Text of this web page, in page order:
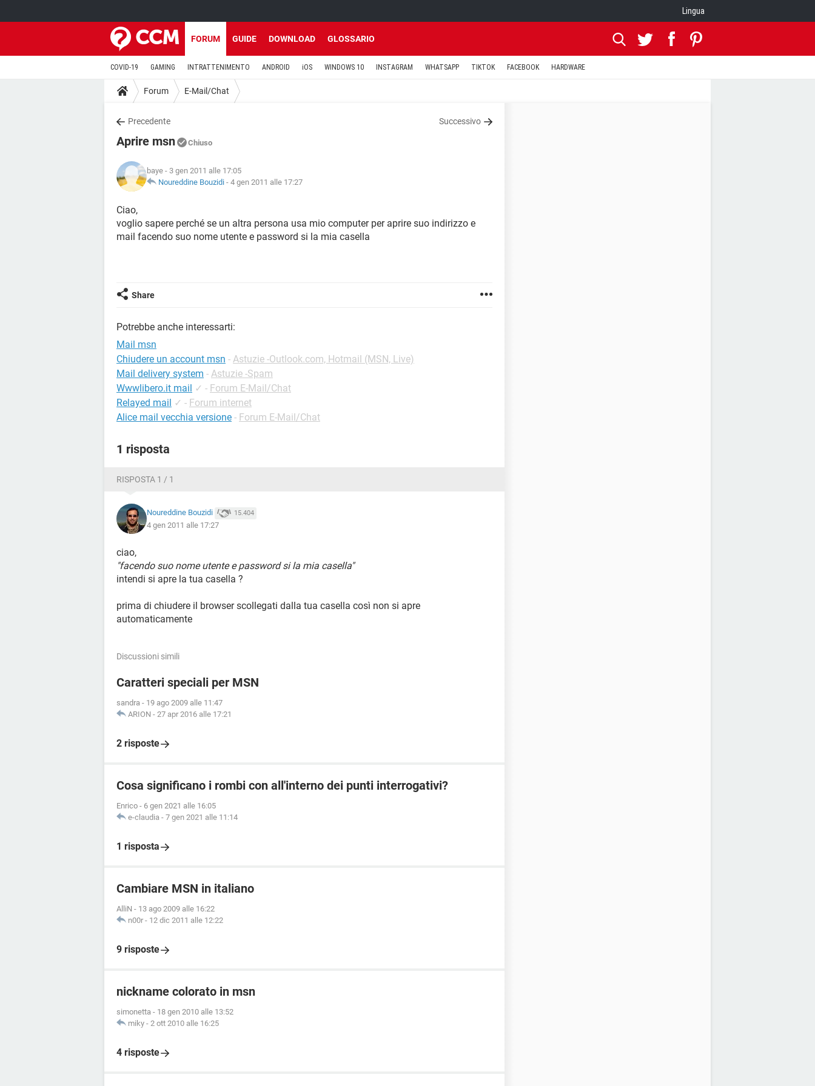
Lingua
FORUM GUIDE DOWNLOAD GLOSSARIO
COVID-19 GAMING INTRATTENIMENTO ANDROID iOS WINDOWS 10 INSTAGRAM WHATSAPP TIKTOK FACEBOOK HARDWARE
Forum E-Mail/Chat
Precedente Successivo
Aprire msn Chiuso
baye - 3 gen 2011 alle 17:05
Noureddine Bouzidi - 4 gen 2011 alle 17:27
Ciao,
voglio sapere perché se un altra persona usa mio computer per aprire suo indirizzo e
mail facendo suo nome utente e password si la mia casella
Share
Potrebbe anche interessarti:
Mail msn
Chiudere un account msn - Astuzie -Outlook.com, Hotmail (MSN, Live)
Mail delivery system - Astuzie -Spam
Wwwlibero.it mail ✓ - Forum E-Mail/Chat
Relayed mail ✓ - Forum internet
Alice mail vecchia versione - Forum E-Mail/Chat
1 risposta
RISPOSTA 1 / 1
Noureddine Bouzidi 15.404
4 gen 2011 alle 17:27
ciao,
"facendo suo nome utente e password si la mia casella"
intendi si apre la tua casella ?
prima di chiudere il browser scollegati dalla tua casella così non si apre
automaticamente
Discussioni simili
Caratteri speciali per MSN
sandra - 19 ago 2009 alle 11:47
ARION - 27 apr 2016 alle 17:21
2 risposte
Cosa significano i rombi con all'interno dei punti interrogativi?
Enrico - 6 gen 2021 alle 16:05
e-claudia - 7 gen 2021 alle 11:14
1 risposta
Cambiare MSN in italiano
AlliN - 13 ago 2009 alle 16:22
n00r - 12 dic 2011 alle 12:22
9 risposte
nickname colorato in msn
simonetta - 18 gen 2010 alle 13:52
miky - 2 ott 2010 alle 16:25
4 risposte